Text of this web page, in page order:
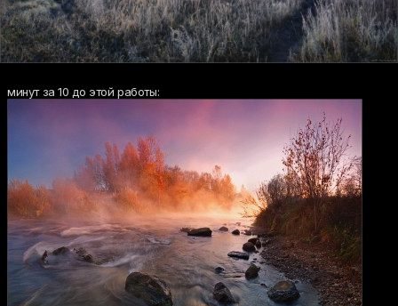
минут за 10 до этой работы: